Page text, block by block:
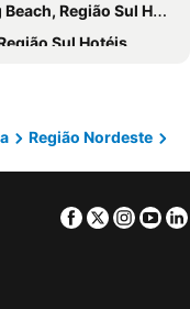
Região Sul Hotéis
Sul Hotéis
Região Nordeste
Facebook
Twitter